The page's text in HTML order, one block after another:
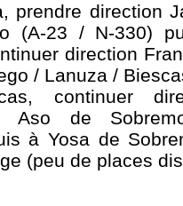
prendre direction
(A-23 / N-330)
direction
/ Lanuza /
continuer
/ Aso de
à Yosa de
(peu de places